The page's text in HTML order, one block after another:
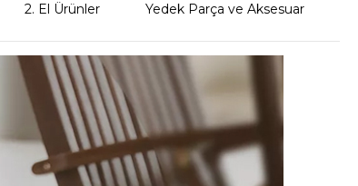
2. El Ürünler Yedek Parça ve Aksesuar